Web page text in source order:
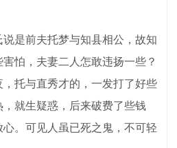
是前夫托梦与知县相公，故知
怕，夫妻二人怎敢违扬一些？
托与直秀才的，一发打了好些
就生疑惑，后来破费了些钱
。可见人虽已死之鬼，不可轻